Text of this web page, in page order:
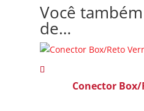
Você
de…
Conector